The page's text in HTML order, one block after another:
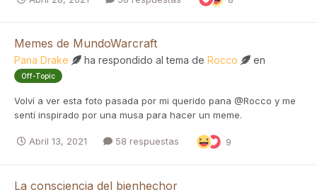
Memes de MundoWarcraft
Pana Drake ha respondido al tema de Rocco en
Off-Topic
Volví a ver esta foto pasada por mi querido pana @Rocco y me
sentí inspirado por una musa para hacer un meme.
Abril 13, 2021 58 respuestas 9
La consciencia del bienhechor